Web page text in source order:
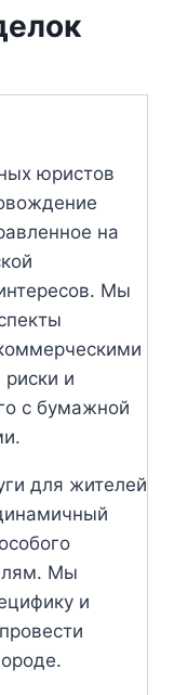
юристов
на
Мы
и
с бумажной
для жителей
Мы
и